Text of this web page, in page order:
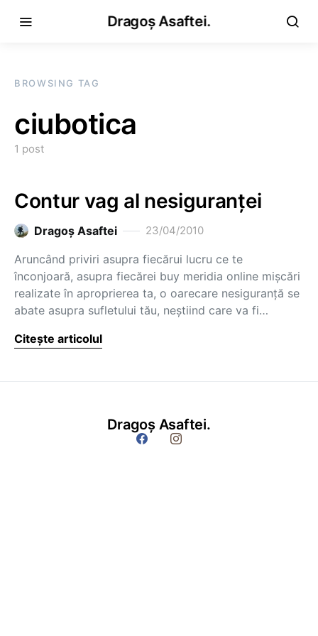
Dragoș Asaftei.
BROWSING TAG
ciubotica
1 post
Contur vag al nesiguranţei
Dragoş Asaftei 23/04/2010
Aruncând priviri asupra fiecărui lucru ce te
înconjoară, asupra fiecărei buy meridia online mişcări
realizate în aproprierea ta, o oarecare nesiguranţă se
abate asupra sufletului tău, neştiind care va fi…
Citește articolul
Dragoș Asaftei.